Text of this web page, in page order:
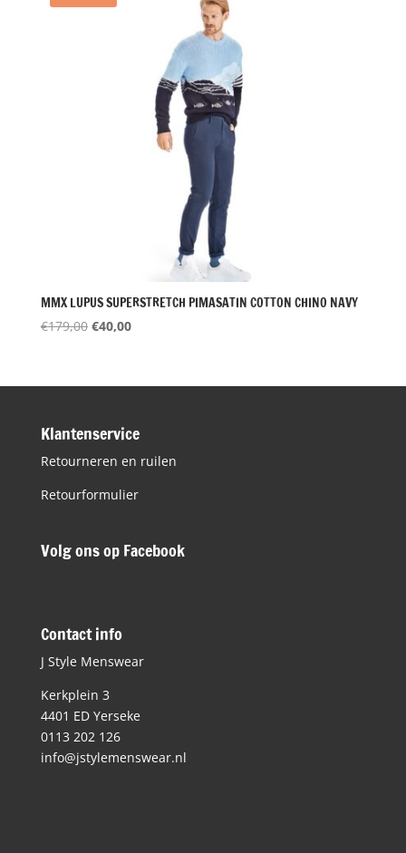
MMX LUPUS SUPERSTRETCH PIMASATIN COTTON CHINO NAVY
€179,00 Oorspronkelijke
€179,00.
€40,00Huidige
€40,00.
Klantenservice
Retourneren en ruilen
Retourformulier
Volg ons op Facebook
Contact info
J Style Menswear
Kerkplein 3
4401 ED Yerseke
0113 202 126
info@jstylemenswear.nl